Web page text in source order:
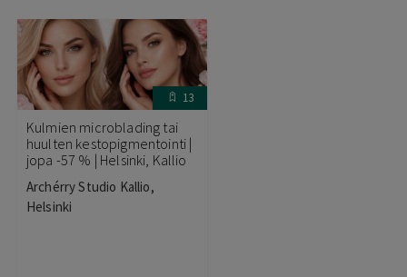
13
Kulmien microblading tai
huulten kestopigmentointi |
jopa -57 % | Helsinki, Kallio
Archérry Studio Kallio,
Helsinki